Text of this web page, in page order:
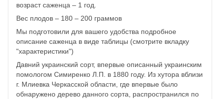
возраст саженца – 1 год.
Вес плодов – 180 – 200 граммов
Мы подготовили для вашего удобства подробное
описание саженца в виде таблицы (смотрите вкладку
"характеристики")
Давний украинский сорт, впервые описанный украинским
помологом Симиренко Л.П. в 1880 году. Из хутора вблизи
г. Млиевка Черкасской области, где впервые было
обнаружено дерево данного сорта, распространился по